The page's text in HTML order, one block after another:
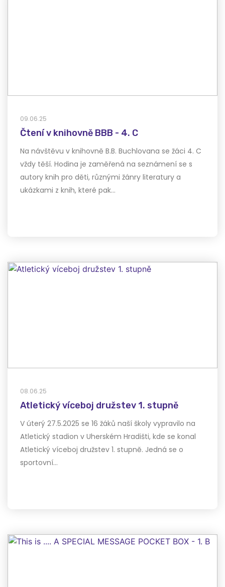
09.06.25
Čtení v knihovně BBB - 4. C
Na návštěvu v knihovně B.B. Buchlovana se žáci 4. C
vždy těší. Hodina je zaměřená na seznámení se s
autory knih pro děti, různými žánry literatury a
ukázkami z knih, které pak…
08.06.25
Atletický víceboj družstev 1. stupně
V úterý 27.5.2025 se 16 žáků naší školy vypravilo na
Atletický stadion v Uherském Hradišti, kde se konal
Atletický víceboj družstev 1. stupně. Jedná se o
sportovní…